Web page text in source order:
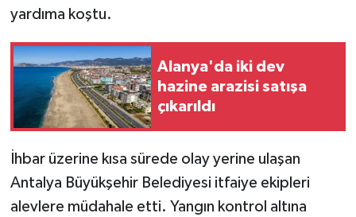
yardıma koştu.
Alanya'da iki dev
hazine arazisi satışa
çıkarıldı
İhbar üzerine kısa sürede olay yerine ulaşan
Antalya Büyükşehir Belediyesi itfaiye ekipleri
alevlere müdahale etti. Yangın kontrol altına